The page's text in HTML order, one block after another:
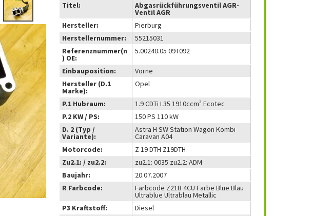
Titel: Abgasrückführungsventil AGR-
Ventil AGR
Hersteller:
Pierburg
Herstellernummer:
55215031
Referenznummer(n
) OE:
5.00240.05 09T092
Einbauposition:
Vorne
Hersteller (D.1
Marke):
Opel
P.1 Hubraum:
1.9 CDTi L35 1910ccm³ Ecotec
P.2 KW / PS:
150 PS 110 kW
D. 2 (Typ /
Variante):
Astra H SW Station Wagon Kombi
Caravan A04
Motorcode:
Z 19 DTH Z19DTH
Zu2.1: / zu2.2:
zu2.1: 0035 zu2.2: ADM
Baujahr:
20.07.2007
R Farbcode:
Farbcode Z21B 4CU Farbe Blue Blau
Ultrablue Ultrablau Metallic
P3 Kraftstoff:
Diesel